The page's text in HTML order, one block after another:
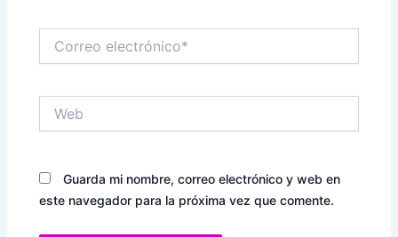
electrónico*
Guarda mi nombre, correo electrónico y web en
este navegador para la próxima vez que comente.